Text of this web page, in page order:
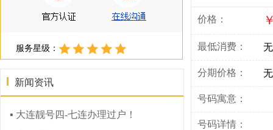
价格：
最低消费：
分期价格： 无
号码寓意：
号码详情：
服务星级：
新闻资讯
▪ 大连靓号四-七连办理过户！